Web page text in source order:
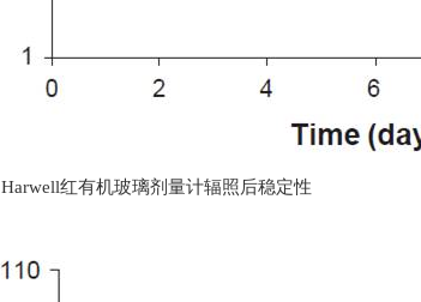
红有机玻璃剂量计辐照后稳定性